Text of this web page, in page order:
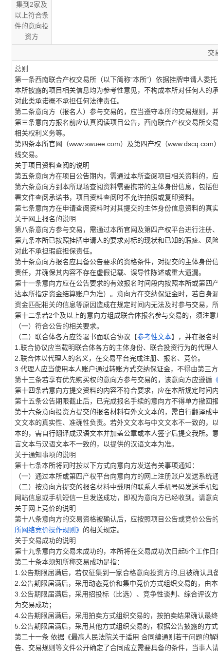
集到2家及
以上符合条
件的意向投
资方
交
总则
第一条西南联合产权交易所（以下简称“本所”）依据挂牌申请人委
本所披露的项目相关信息均为参考性意见，不构成本所对任何人
对此类承诺概不承担任何法律责任。
第二条意向方（报名人）参与交易的，应当遵守本所的交易规则，
第三条意向方报名前应认真阅读项目公告，西南联合产权交易所
相关权利义务等。
第四条本所官网（www.swuee.com）及第四产权（
线交易。
关于项目资料查阅的说明
第五条意向方在项目公告期内，需通过本所查阅项目相关资料的，
第六条意向方到本所现场查阅资料需要携带的主体身份信息，包
署文件查阅承诺书，项目资料查阅时不允许拍照或复印资料。
第七条意向方在申请查阅资料时对其提交的主体身份信息资料的真
关于网上报名的说明
第八条意向方参与交易，需通过本所官网及第四产权平台进行注册
第九条本所已按照挂牌申请人的要求对标的现状和已知的瑕疵、
对此不承担瑕疵担保责任。
第十条意向方报名应具备公告要求的资格条件，对提交的主体身
责任，并确保其内容不存在虚假记载、误导性陈述或重大遗漏。
第十一条意向方应在公告要求的有效报名时间段内按照本所或第
达本所指定资金结算账户为准）。意向方在交纳保证金时，若自
资金匹配相关的信息等原因造成在规定时间内无法及时参与交易，
第十二条若2个及以上的意向方组成联合体报名参与交易的，须注意
（一）符合公告的相关要求。
（二）联合体各方应签署书面联合协议【参考性文本】，并在报名
1.联合协议应当载明联合体各方的主体身份、联合投资行为的代理
2.联合体以代理人的名义，在交易平台完成注册、报名、竞价。
3.代理人应当使用本人账户通过转账方式交纳保证金，不得由第三
第十三条若享有优先购买权的意向方参与交易的，该意向方应遵循
第十四条若意向方提交资料的内容不符合要求，应在本所规定时
第十五条公告期限截止后，已完成报名手续的意向方不得单方撤回
第十六条意向投资方提交的报名材料有外文文本的，需自行翻译
文文本的真实性、准确性负责。若外文文本与中文文本不一致的
本的，需自行翻译成汉语文本并加盖公章或本人签字后提交我所
言文本与汉语文本不一致的，以提供的汉语文本为准。
关于通知事项的说明
第十七条本所将同时按以下方式向意向方发送有关事项通知：
（一）通过本所或第四产权平台向意向方的网上注册账户发送系统
（二）按意向方提交的报名材料中载明的联系人手机号码发送手机
网站信息或手机短信一旦发送成功，即视为意向方已经收到。请意
关于网上竞价的说明
第十八条意向方的交易资格被确认后，应按照项目公告或竞价公告
所网络竞价操作规则》 的相关规定。
关于交易成功的说明
第十九条意向方交易未成功的，本所将在交易成功次日起5个工作
第二十条本须知所称交易成功是指：
1.公告期限届满后，若仅征集到一家合格意向投资方的 且被确认具
2.公告期限届满后，采用动态竞价和集中竞价方式组织交易的，由
3.公告期限届满后，采用招投标（比选）、竞争性谈判、综合评议
为交易成功；
4.公告期限届满后，采用拍卖方式组织交易的，按拍卖结果确认最
5.公告期限届满后，采用其他方式组织交易的，根据公告披露的方
第二十一条 依据《最高人民法院关于适用 合同编通则若干问题的
告、交易规则等文件公开确定了合同成立需要具备的条件，当事